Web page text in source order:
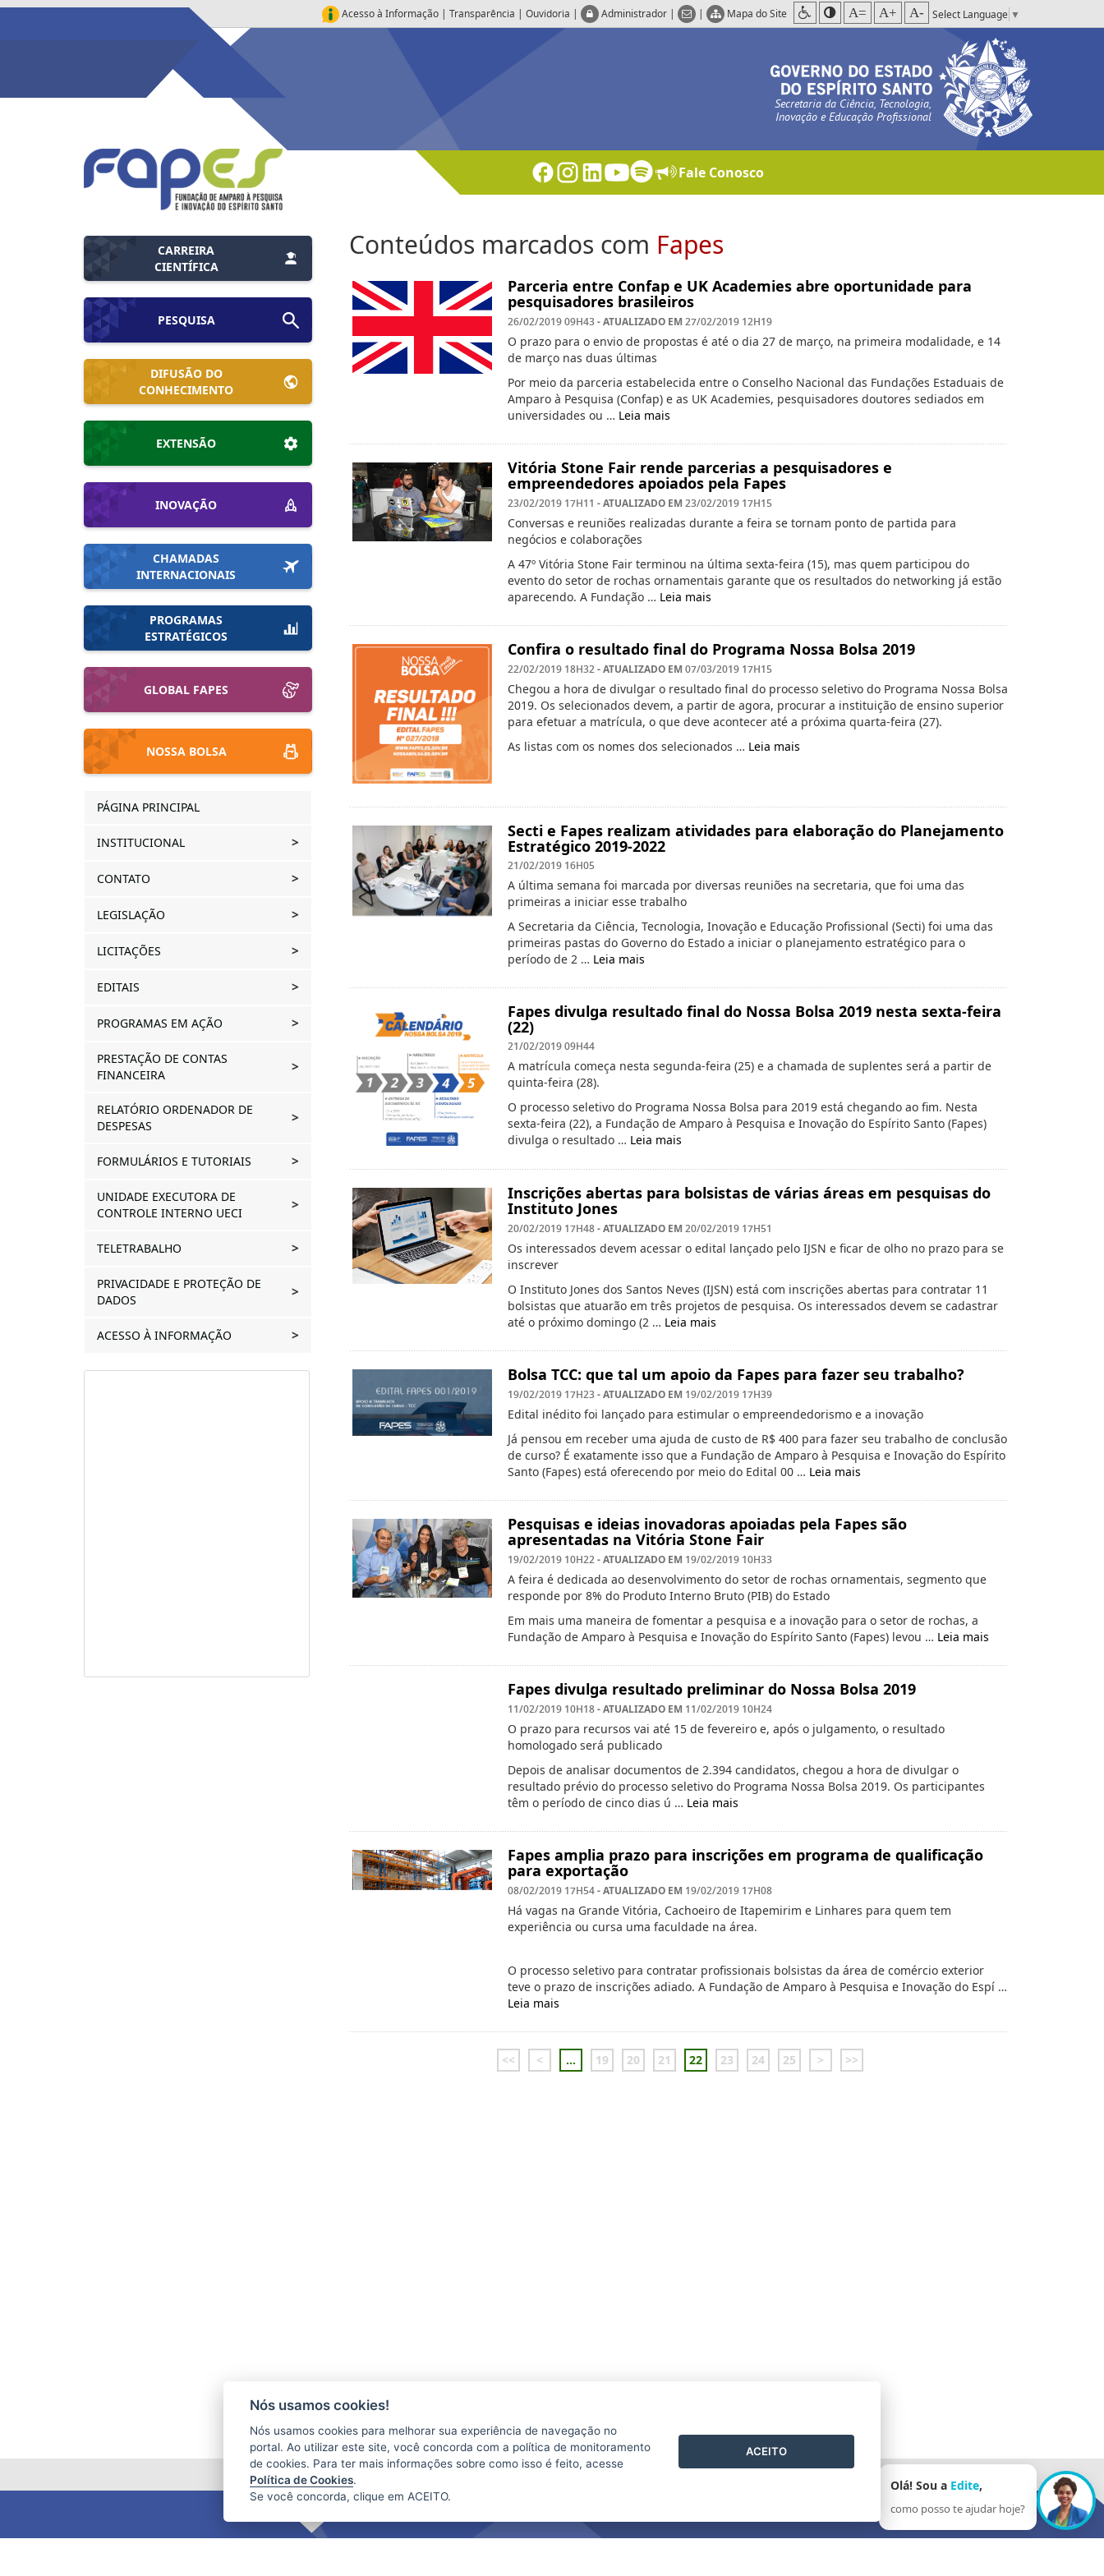
Acesso à Informação | Transparência | Ouvidoria | Administrador | | Mapa do Site A= A+ A- Select Language ▼
Secretaria da Ciência, Tecnologia,
Inovação e Educação Profissional
Fale Conosco
CARREIRA
CIENTÍFICA
PESQUISA
DIFUSÃO DO
CONHECIMENTO
EXTENSÃO
INOVAÇÃO
CHAMADAS
INTERNACIONAIS
PROGRAMAS
ESTRATÉGICOS
GLOBAL FAPES
NOSSA BOLSA
PÁGINA PRINCIPAL
INSTITUCIONAL
CONTATO
LEGISLAÇÃO
LICITAÇÕES
EDITAIS
PROGRAMAS EM AÇÃO
PRESTAÇÃO DE CONTAS
FINANCEIRA
RELATÓRIO ORDENADOR DE
DESPESAS
FORMULÁRIOS E TUTORIAIS
UNIDADE EXECUTORA DE
CONTROLE INTERNO UECI
TELETRABALHO
PRIVACIDADE E PROTEÇÃO DE
DADOS
ACESSO À INFORMAÇÃO
Conteúdos marcados com Fapes
Parceria entre Confap e UK Academies abre oportunidade para
pesquisadores brasileiros
26/02/2019 09H43- ATUALIZADO EM 27/02/2019 12H19
O prazo para o envio de propostas é até o dia 27 de março, na primeira modalidade, e 14
de março nas duas últimas
Por meio da parceria estabelecida entre o Conselho Nacional das Fundações Estaduais de
Amparo à Pesquisa (Confap) e as UK Academies, pesquisadores doutores sediados em
universidades ou … Leia mais
Vitória Stone Fair rende parcerias a pesquisadores e
empreendedores apoiados pela Fapes
23/02/2019 17H11 - ATUALIZADO EM 23/02/2019 17H15
Conversas e reuniões realizadas durante a feira se tornam ponto de partida para
negócios e colaborações
A 47º Vitória Stone Fair terminou na última sexta-feira (15), mas quem participou do
evento do setor de rochas ornamentais garante que os resultados do networking já estão
aparecendo. A Fundação … Leia mais
Confira o resultado final do Programa Nossa Bolsa 2019
22/02/2019 18H32- ATUALIZADO EM 07/03/2019 17H15
Chegou a hora de divulgar o resultado final do processo seletivo do Programa Nossa Bolsa
2019. Os selecionados devem, a partir de agora, procurar a instituição de ensino superior
para efetuar a matrícula, o que deve acontecer até a próxima quarta-feira (27).
As listas com os nomes dos selecionados … Leia mais
Secti e Fapes realizam atividades para elaboração do Planejamento
Estratégico 2019-2022
21/02/2019 16H05
A última semana foi marcada por diversas reuniões na secretaria, que foi uma das
primeiras a iniciar esse trabalho
A Secretaria da Ciência, Tecnologia, Inovação e Educação Profissional (Secti) foi uma das
primeiras pastas do Governo do Estado a iniciar o planejamento estratégico para o
período de 2 … Leia mais
Fapes divulga resultado final do Nossa Bolsa 2019 nesta sexta-feira
(22)
21/02/2019 09H44
A matrícula começa nesta segunda-feira (25) e a chamada de suplentes será a partir de
quinta-feira (28).
O processo seletivo do Programa Nossa Bolsa para 2019 está chegando ao fim. Nesta
sexta-feira (22), a Fundação de Amparo à Pesquisa e Inovação do Espírito Santo (Fapes)
divulga o resultado … Leia mais
Inscrições abertas para bolsistas de várias áreas em pesquisas do
Instituto Jones
20/02/2019 17H48- ATUALIZADO EM 20/02/2019 17H51
Os interessados devem acessar o edital lançado pelo IJSN e ficar de olho no prazo para se
inscrever
O Instituto Jones dos Santos Neves (IJSN) está com inscrições abertas para contratar 11
bolsistas que atuarão em três projetos de pesquisa. Os interessados devem se cadastrar
até o próximo domingo (2 … Leia mais
Bolsa TCC: que tal um apoio da Fapes para fazer seu trabalho?
19/02/2019 17H23- ATUALIZADO EM 19/02/2019 17H39
Edital inédito foi lançado para estimular o empreendedorismo e a inovação
Já pensou em receber uma ajuda de custo de R$ 400 para fazer seu trabalho de conclusão
de curso? É exatamente isso que a Fundação de Amparo à Pesquisa e Inovação do Espírito
Santo (Fapes) está oferecendo por meio do Edital 00 … Leia mais
Pesquisas e ideias inovadoras apoiadas pela Fapes são
apresentadas na Vitória Stone Fair
19/02/2019 10H22- ATUALIZADO EM 19/02/2019 10H33
A feira é dedicada ao desenvolvimento do setor de rochas ornamentais, segmento que
responde por 8% do Produto Interno Bruto (PIB) do Estado
Em mais uma maneira de fomentar a pesquisa e a inovação para o setor de rochas, a
Fundação de Amparo à Pesquisa e Inovação do Espírito Santo (Fapes) levou … Leia mais
Fapes divulga resultado preliminar do Nossa Bolsa 2019
11/02/2019 10H18- ATUALIZADO EM 11/02/2019 10H24
O prazo para recursos vai até 15 de fevereiro e, após o julgamento, o resultado
homologado será publicado
Depois de analisar documentos de 2.394 candidatos, chegou a hora de divulgar o
resultado prévio do processo seletivo do Programa Nossa Bolsa 2019. Os participantes
têm o período de cinco dias ú … Leia mais
Fapes amplia prazo para inscrições em programa de qualificação
para exportação
08/02/2019 17H54- ATUALIZADO EM 19/02/2019 17H08
Há vagas na Grande Vitória, Cachoeiro de Itapemirim e Linhares para quem tem
experiência ou cursa uma faculdade na área.
O processo seletivo para contratar profissionais bolsistas da área de comércio exterior
teve o prazo de inscrições adiado. A Fundação de Amparo à Pesquisa e Inovação do Espí …
Leia mais
<< < ... 19 20 21 22 23 24 25 > >>
Olá! Sou a Edite,
como posso te ajudar hoje?
Nós usamos cookies!
Nós usamos cookies para melhorar sua experiência de navegação no
portal. Ao utilizar este site, você concorda com a política de monitoramento
de cookies. Para ter mais informações sobre como isso é feito, acesse
Política de Cookies.
Se você concorda, clique em ACEITO.
ACEITO